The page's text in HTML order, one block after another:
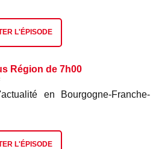
L'ÉPISODE
Région de 7h00
en Bourgogne-Franche-
L'ÉPISODE